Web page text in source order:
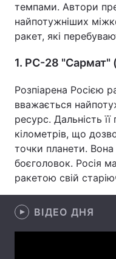
Зброя
Здоров'я
Екологія
Лонгріди
Відео з Youtube
Архів
темпами. Автори
найпотужніших
ракет, які
1. РС-28 "Сармат"
Розпіарена Росією
вважається
ресурс. Дальність
кілометрів, що
точки планети.
боєголовок. Росія
ракетою свій
ВІДЕО ДНЯ